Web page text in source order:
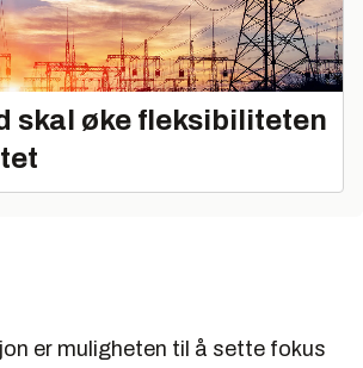
skal øke fleksibiliteten
er muligheten til å sette fokus